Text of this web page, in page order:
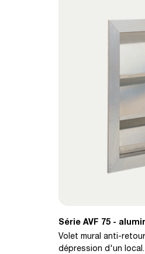
Série AVF 75 -
Volet mural anti-
dépression d'un local.